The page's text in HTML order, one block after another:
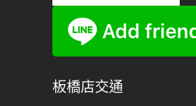
板橋店交通